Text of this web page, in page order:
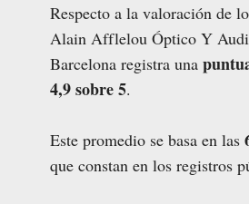
Respecto a la valoración de
Alain Afflelou Óptico Y
Barcelona registra una
4,9 sobre 5.
Este promedio se basa en las
que constan en los registros